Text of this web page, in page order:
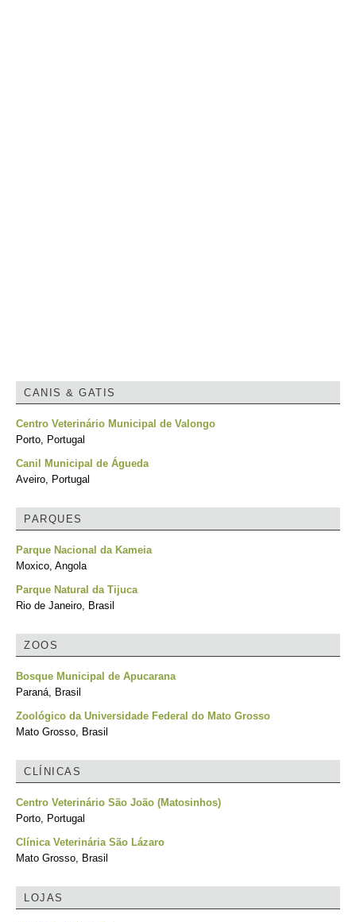
CANIS & GATIS
Centro Veterinário Municipal de Valongo
Porto, Portugal
Canil Municipal de Águeda
Aveiro, Portugal
PARQUES
Parque Nacional da Kameia
Moxico, Angola
Parque Natural da Tijuca
Rio de Janeiro, Brasil
ZOOS
Bosque Municipal de Apucarana
Paraná, Brasil
Zoológico da Universidade Federal do Mato Grosso
Mato Grosso, Brasil
CLÍNICAS
Centro Veterinário São João (Matosinhos)
Porto, Portugal
Clínica Veterinária São Lázaro
Mato Grosso, Brasil
LOJAS